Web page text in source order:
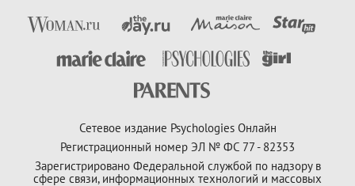
Сетевое издание Psychologies Онлайн
Регистрационный номер ЭЛ № ФС 77 - 82353
Зарегистрировано Федеральной службой по надзору в
сфере связи, информационных технологий и массовых